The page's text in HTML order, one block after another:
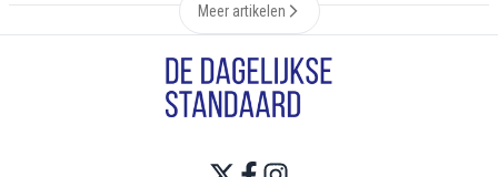
Meer artikelen